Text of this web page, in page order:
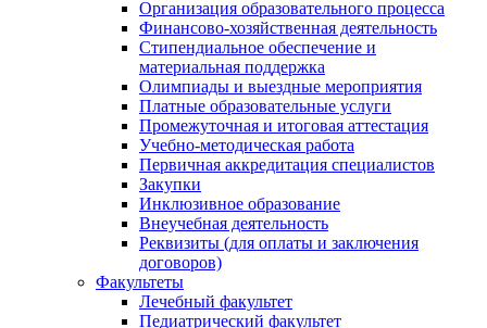
Организация образовательного процесса
Финансово-хозяйственная деятельность
Стипендиальное обеспечение и
материальная поддержка
Олимпиады и выездные мероприятия
Платные образовательные услуги
Промежуточная и итоговая аттестация
Учебно-методическая работа
Первичная аккредитация специалистов
Закупки
Инклюзивное образование
Внеучебная деятельность
Реквизиты (для оплаты и заключения
договоров)
Факультеты
Лечебный факультет
Педиатрический факультет